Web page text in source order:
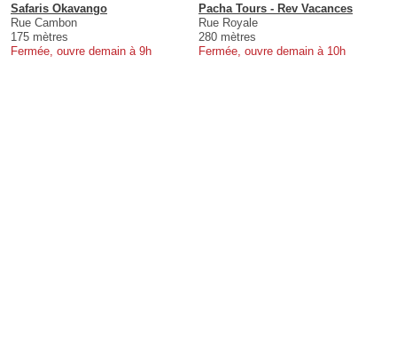
Safaris Okavango
Rue Cambon
175 mètres
Fermée, ouvre demain à 9h
Pacha Tours - Rev Vacances
Rue Royale
280 mètres
Fermée, ouvre demain à 10h